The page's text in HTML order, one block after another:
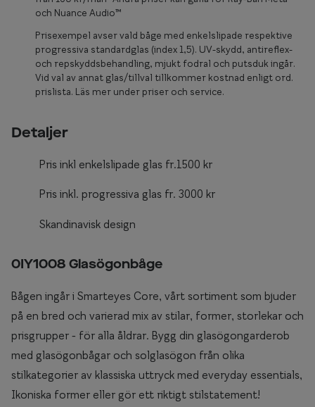
och Nuance Audio™
Prisexempel avser vald båge med enkelslipade respektive
progressiva standardglas (index 1,5). UV-skydd, antireflex-
och repskyddsbehandling, mjukt fodral och putsduk ingår.
Vid val av annat glas/tillval tillkommer kostnad enligt ord.
prislista. Läs mer under priser och service.
Detaljer
Pris inkl enkelslipade glas fr.1500 kr
Pris inkl. progressiva glas fr. 3000 kr
Skandinavisk design
0IY1008 Glasögonbåge
Bågen ingår i Smarteyes Core, vårt sortiment som bjuder
på en bred och varierad mix av stilar, former, storlekar och
prisgrupper - för alla åldrar. Bygg din glasögongarderob
med glasögonbågar och solglasögon från olika
stilkategorier av klassiska uttryck med everyday essentials,
Ikoniska former eller gör ett riktigt stilstatement!